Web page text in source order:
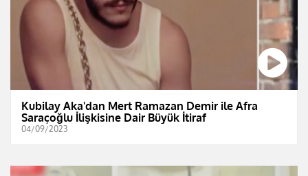
Kubilay Aka'dan Mert Ramazan Demir ile Afra
Saraçoğlu İlişkisine Dair Büyük İtiraf
04/09/2023